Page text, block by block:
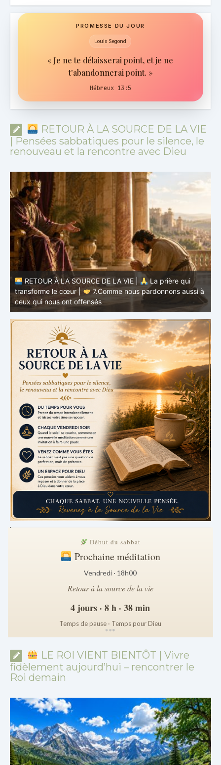
PROMESSE DU JOUR
Louis Segond
« Je ne te délaisserai point, et je ne
t'abandonnerai point. »
Hébreux 13:5
RETOUR À LA SOURCE DE LA VIE
| Pensées sabbatiques pour le silence, le
renouveau et la rencontre avec Dieu
RETOUR À LA SOURCE DE LA VIE |
La prière qui
transforme le cœur |
6.Et pardonne-nous nos offenses
.
Début du sabbat
Prochaine méditation
Vendredi · 18h00
Retour à la source de la vie
4 jours · 8 h · 38 min
Temps de pause · Temps pour Dieu
***
LE ROI VIENT BIENTÔT | Vivre
fidèlement aujourd’hui – rencontrer le
Roi demain